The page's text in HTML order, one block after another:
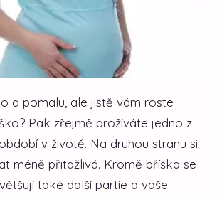
a pomalu, ale jistě vám roste
Pak zřejmě prožíváte jedno z
v životě. Na druhou stranu si
méně přitažlivá. Kromě bříška se
také další partie a vaše